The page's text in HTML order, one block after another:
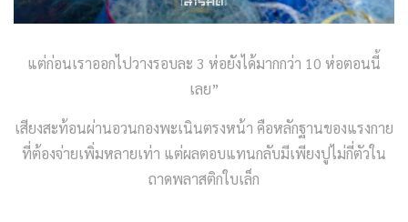
แต่ก่อนเราออกไปวางรอบละ 3 ห่อยังได้มากกว่า 10 ห่อตอนนี้
เลย”
เสียงสะท้อนผ่านอวนกองพะเนินตรงหน้า คือหลักฐานของแรงกาย
ที่ต้องจ่ายเพิ่มหลายเท่า แต่ผลตอบแทนกลับมีเพียงปูไม่กี่ตัวใน
ถาดพลาสติกใบเล็ก